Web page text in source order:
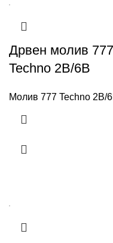
Дрвен молив 777
Techno 2B/6B
Молив 777 Techno 2B/